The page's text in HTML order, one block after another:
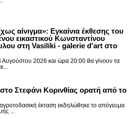
αίνιγμα»: Εγκαίνια έκθεσης του
εικαστικού Κωνσταντίνου
στη Vasiliki - galerie d'art στο
Αυγούστου 2026 και ώρα 20:00 θα γίνουν τα
Στεφάνι Κορινθίας ορατή από το
έκταση εκδηλώθηκε το απόγευμα
...